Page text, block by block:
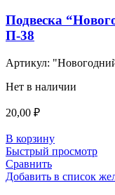
Подвеска
П-38
Артикул:
Нет в наличии
20,00 ₽
В корзину
Быстрый просмотр
Сравнить
Добавить в список